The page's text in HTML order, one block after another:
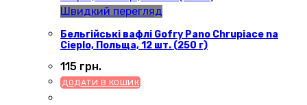
Швидкий перегляд
Бельгійські вафлі Gofry Pano Chrupiace na
Cieplo, Польща, 12 шт. (250 г)
115 грн.
ДОДАТИ В КОШИК